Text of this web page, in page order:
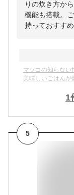
りの炊き方か
機能も搭載。
持っておすす
マツコの知らない
美味しいごはんが
1
5